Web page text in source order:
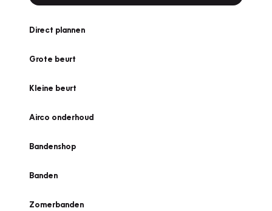
Direct plannen
Grote beurt
Kleine beurt
Airco onderhoud
Bandenshop
Banden
Zomerbanden